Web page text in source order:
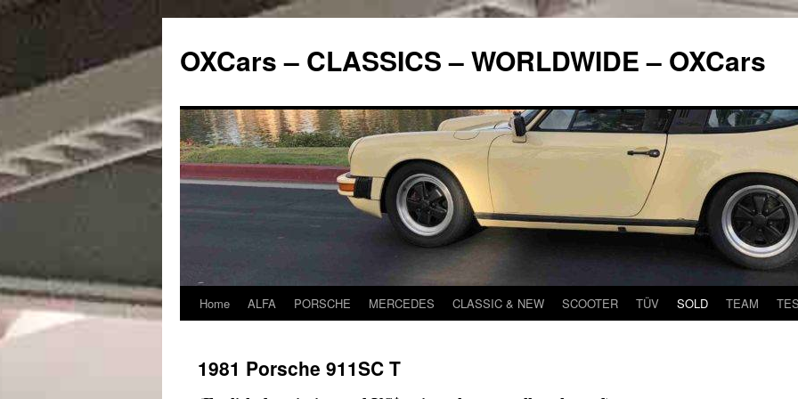
content
OXCars – CLASSICS – WORLDWIDE – OXCars
Home ALFA PORSCHE MERCEDES CLASSIC & NEW SCOOTER TÜV SOLD TEAM
1981 Porsche 911SC T